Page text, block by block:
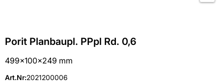
Porit Planbaupl. PPpl Rd. 0,6
499x100x249 mm
Art.Nr:2021200006